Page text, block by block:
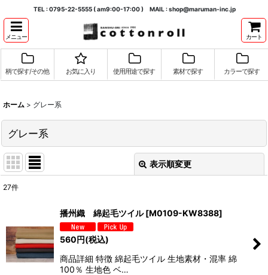
TEL : 0795-22-5555 ( am9:00-17:00 ) MAIL : shop@maruman-inc.jp
メニュー カート
柄で探す/その他 お気に入り 使用用途で探す 素材で探す カラーで探す
ホーム > グレー系
グレー系
表示順変更
並び順:
絞り込む
27件
播州織 綿起毛ツイル [M0109-KW8388]
560円(税込)
商品詳細 特徴 綿起毛ツイル 生地素材・混率 綿
100％ 生地色 ベ…